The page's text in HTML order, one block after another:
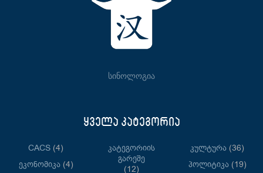
სინოლოგია
ყველა კატეგორია
CACS (4)
Ეკონომიკა(4)
Კატეგორიის
Გარეშე
(12)
Კულტურა (36)
Პოლიტიკა(19)